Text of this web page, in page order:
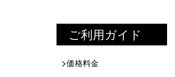
ご利用ガイド
価格料金